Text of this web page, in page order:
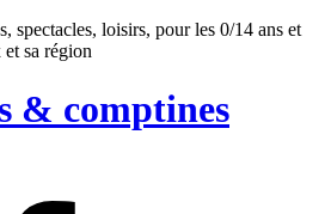
spectacles, loisirs, pour les 0/14 ans et
sa région